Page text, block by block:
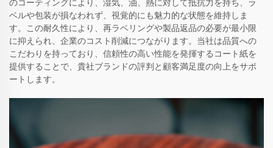
のコーティングにより、湿気、油、熱に対して抵抗力を持ち、ラ
ベルや包装が損なわれず、視覚的にも魅力的な状態を維持しま
す。この耐久性により、再ラベリングや製品返品の必要が最小限
に抑えられ、企業のコスト削減につながります。当社は品質への
こだわりを持っており、信頼性の高い性能を発揮するコート紙を
提供することで、貴社ブランドの評判と顧客満足度の向上をサポ
ートします。